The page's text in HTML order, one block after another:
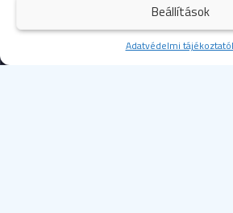
Beállítások
Adatvédelmi
Kezdőoldal
107rendőrség